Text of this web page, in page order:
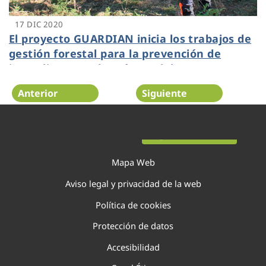
17 DIC 2020
El proyecto GUARDIAN inicia los trabajos de
gestión forestal para la prevención de
incendios en 37 hectáreas del Parque
Natural del Turia
Anterior Siguiente
Mapa Web
Aviso legal y privacidad de la web
Política de cookies
Protección de datos
Accesibilidad